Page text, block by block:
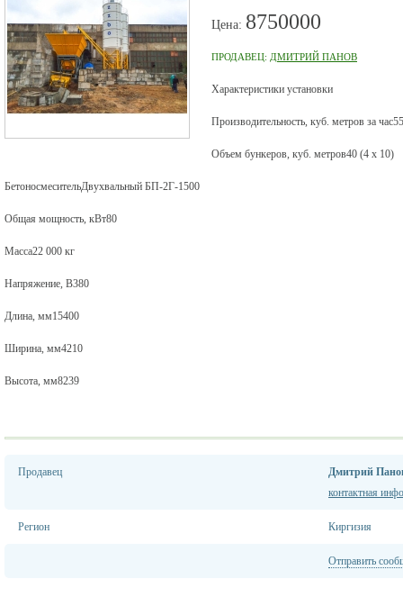
Цена: 8750000
ПРОДАВЕЦ: ДМИТРИЙ ПАНОВ
Характеристики установки
Производительность, куб. метров за
Объем бункеров, куб. метров40 (4 х 10)
БетоносмесительДвухвальный БП-2Г-1500
Общая мощность, кВт80
Масса22 000 кг
Напряжение, В380
Длина, мм15400
Ширина, мм4210
Высота, мм8239
Продавец
Дмитрий
контактная
Регион Киргизия
Отправить